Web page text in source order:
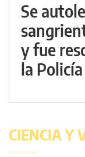
Se
y fue
la Policía
CIENCIA Y